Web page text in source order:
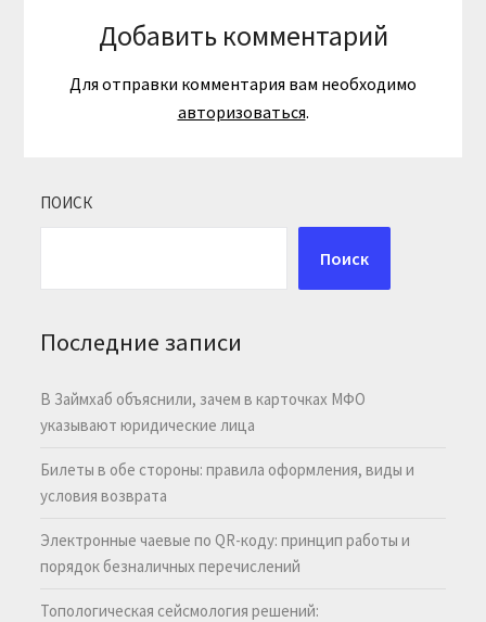
Добавить комментарий
Для отправки комментария вам необходимо
авторизоваться.
ПОИСК
Поиск
Последние записи
В Займхаб объяснили, зачем в карточках МФО
указывают юридические лица
Билеты в обе стороны: правила оформления, виды и
условия возврата
Электронные чаевые по QR-коду: принцип работы и
порядок безналичных перечислений
Топологическая сейсмология решений: